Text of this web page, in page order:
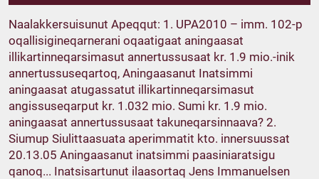
Naalakkersuisunut Apeqqut: 1. UPA2010 – imm. 102-p
oqallisigineqarnerani oqaatigaat aningaasat
illikartinneqarsimasut annertussusaat kr. 1.9 mio.-inik
annertussuseqartoq, Aningaasanut Inatsimmi
aningaasat atugassatut illikartinneqarsimasut
angissuseqarput kr. 1.032 mio. Sumi kr. 1.9 mio.
aningaasat annertussusaat takuneqarsinnaava? 2.
Siumup Siulittaasuata aperimmatit kto. innersuussat
20.13.05 Aningaasanut inatsimmi paasiniaratsigu
qanoq... Inatsisartunut ilaasortaq Jens Immanuelsen